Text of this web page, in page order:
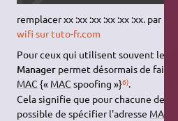
remplacer xx :xx :xx :xx :xx :xx. par
wifi sur tuto-fr.com
Pour ceux qui utilisent souvent les
Manager permet désormais de faire
MAC {« MAC spoofing »}6).
Cela signifie que pour chacune des
possible de spécifier l'adresse MAC